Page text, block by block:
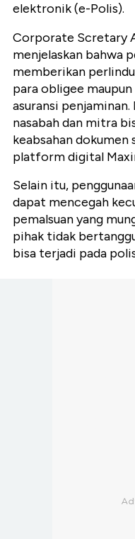
elektronik (e-Polis).
Corporate Scretary
menjelaskan bahwa
memberikan
para obligee
asuransi
nasabah dan mitra
keabsahan dokumen
platform digital
Selain itu,
dapat mencegah
pemalsuan yang
pihak tidak
bisa terjadi pada